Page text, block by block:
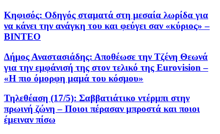
Κηφισός: Οδηγός σταματά στη μεσαία λωρίδα για
να κάνει την ανάγκη του και φεύγει σαν «κύριος» –
ΒΙΝΤΕΟ
Δήμος Αναστασιάδης: Αποθέωσε την Τζένη Θεωνά
για την εμφάνισή της στον τελικό της Eurovision –
«Η πιο όμορφη μαμά του κόσμου»
Τηλεθέαση (17/5): Σαββατιάτικο ντέρμπι στην
πρωινή ζώνη – Ποιοι πέρασαν μπροστά και ποιοι
έμειναν πίσω